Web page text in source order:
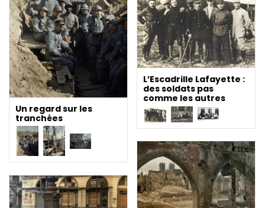
Un regard sur les
tranchées
L’Escadrille Lafayette :
des soldats pas
comme les autres